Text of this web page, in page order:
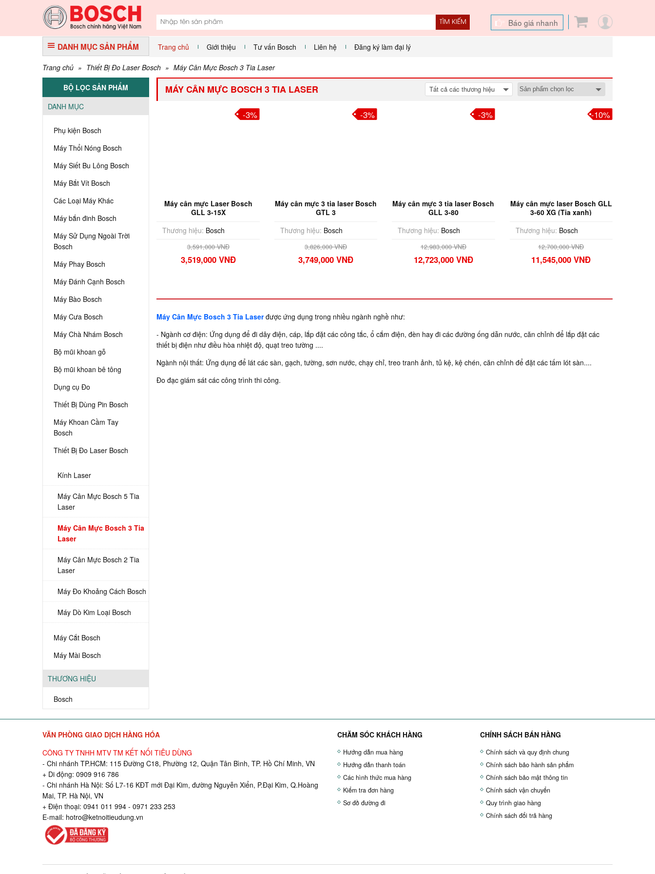
TÌM KIẾM Báo giá nhanh
DANH MỤC SẢN PHẨM Trang chủ Giới thiệu Tư vấn Bosch Liên hệ Đăng ký làm đại lý
Trang chủ » Thiết Bị Đo Laser Bosch » Máy Cân Mực Bosch 3 Tia Laser
MÁY CÂN MỰC BOSCH 3 TIA LASER Tất cả các thương hiệu
Máy cân mực Laser Bosch
GLL 3-15X
Thương hiệu: Bosch
3,591,000 VNĐ
3,519,000 VNĐ
-3%
Máy cân mực 3 tia laser Bosch
GTL 3
Thương hiệu: Bosch
3,826,000 VNĐ
3,749,000 VNĐ
-3%
Máy cân mực 3 tia laser Bosch
GLL 3-80
Thương hiệu: Bosch
12,983,000 VNĐ
12,723,000 VNĐ
-3%
Máy cân mực laser Bosch GLL
3-60 XG (Tia xanh)
Thương hiệu: Bosch
12,700,000 VNĐ
11,545,000 VNĐ
-10%
Máy Cân Mực Bosch 3 Tia Laserđược ứng dụng trong nhiều ngành nghề như:
- Ngành cơ điện: Ứng dụng để đi dây điện, cáp, lắp đặt các công tắc, ổ cắm điện, đèn hay đi các đường ống dẫn nước, căn chỉnh để lắp đặt các
thiết bị điện như điều hòa nhiệt độ, quạt treo tường ....
Ngành nội thất: Ứng dụng để lát các sàn, gạch, tường, sơn nước, chạy chỉ, treo tranh ảnh, tủ kệ, kệ chén, căn chỉnh để đặt các tấm lót sàn....
Đo đạc giám sát các công trình thi công.
BỘ LỌC SẢN PHẨM
DANH MỤC
Phụ kiện Bosch
Máy Thổi Nóng Bosch
Máy Siết Bu Lông Bosch
Máy Bắt Vít Bosch
Các Loại Máy Khác
Máy bắn đinh Bosch
Máy Sử Dụng Ngoài Trời
Bosch
Máy Phay Bosch
Máy Đánh Cạnh Bosch
Máy Bào Bosch
Máy Cưa Bosch
Máy Chà Nhám Bosch
Bộ mũi khoan gỗ
Bộ mũi khoan bê tông
Dụng cụ Đo
Thiết Bị Dùng Pin Bosch
Máy Khoan Cầm Tay
Bosch
Thiết Bị Đo Laser Bosch
Kính Laser
Máy Cân Mực Bosch 5 Tia
Laser
Máy Cân Mực Bosch 3 Tia
Laser
Máy Cân Mực Bosch 2 Tia
Laser
Máy Đo Khoảng Cách Bosch
Máy Dò Kim Loại Bosch
Máy Cắt Bosch
Máy Mài Bosch
THƯƠNG HIỆU
Bosch
VĂN PHÒNG GIAO DỊCH HÀNG HÓA
CÔNG TY TNHH MTV TM KẾT NỐI TIÊU DÙNG
- Chi nhánh TP.HCM: 115 Đường C18, Phường 12, Quận Tân Bình, TP. Hồ Chí Minh, VN
+ Di động: 0909 916 786
- Chi nhánh Hà Nội: Số L7-16 KĐT mới Đại Kim, đường Nguyễn Xiển, P.Đại Kim, Q.Hoàng
Mai, TP. Hà Nội, VN
+ Điện thoại: 0941 011 994 - 0971 233 253
E-mail: hotro@ketnoitieudung.vn
CHĂM SÓC KHÁCH HÀNG
Hướng dẫn mua hàng
Hướng dẫn thanh toán
Các hình thức mua hàng
Kiểm tra đơn hàng
Sơ đồ đường đi
CHÍNH SÁCH BÁN HÀNG
Chính sách và quy định chung
Chính sách bảo hành sản phẩm
Chính sách bảo mật thông tin
Chính sách vận chuyển
Quy trình giao hàng
Chính sách đổi trả hàng